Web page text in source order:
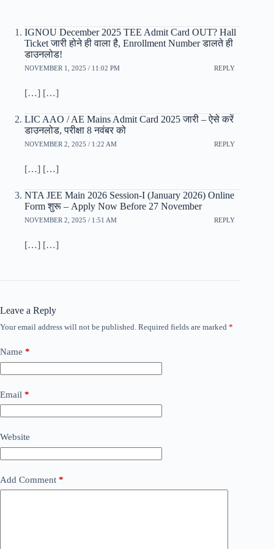
IGNOU December 2025 TEE Admit Card OUT? Hall
Ticket जारी होने ही वाला है, Enrollment Number डालते ही
डाउनलोड!
NOVEMBER 1, 2025 / 11:02 PM REPLY
[…] […]
LIC AAO / AE Mains Admit Card 2025 जारी – ऐसे करें
डाउनलोड, परीक्षा 8 नवंबर को
NOVEMBER 2, 2025 / 1:22 AM REPLY
[…] […]
NTA JEE Main 2026 Session-I (January 2026) Online
Form शुरू – Apply Now Before 27 November
NOVEMBER 2, 2025 / 1:51 AM REPLY
[…] […]
Leave a Reply
Your email address will not be published. Required fields are marked *
Name *
Email *
Website
Add Comment *